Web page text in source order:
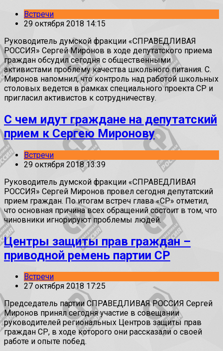
Встречи
29 октября 2018 14:15
Руководитель думской фракции «СПРАВЕДЛИВАЯ
РОССИЯ» Сергей Миронов в ходе депутатского приема
граждан обсудил сегодня с общественными
активистами проблему качества школьного питания. С.
Миронов напомнил, что контроль над работой школьных
столовых ведется в рамках специального проекта СР и
пригласил активистов к сотрудничеству.
С чем идут граждане на депутатский
прием к Сергею Миронову
Встречи
29 октября 2018 13:39
Руководитель думской фракции «СПРАВЕДЛИВАЯ
РОССИЯ» Сергей Миронов провел сегодня депутатский
прием граждан. По итогам встреч глава «СР» отметил,
что основная причина всех обращений состоит в том, что
чиновники игнорируют проблемы людей.
Центры защиты прав граждан –
приводной ремень партии СР
Встречи
27 октября 2018 17:25
Председатель партии СПРАВЕДЛИВАЯ РОССИЯ Сергей
Миронов принял сегодня участие в совещании
руководителей региональных Центров защиты прав
граждан СР, в ходе которого они рассказали о своей
работе и опыте побед.